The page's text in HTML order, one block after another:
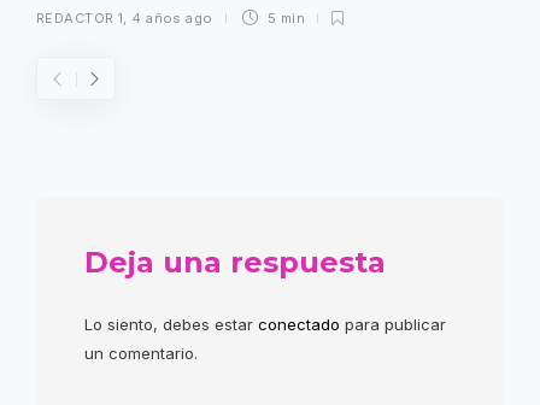
REDACTOR 1 4 años ago 5 min
Deja una respuesta
Lo siento, debes estar conectado para publicar
un comentario.